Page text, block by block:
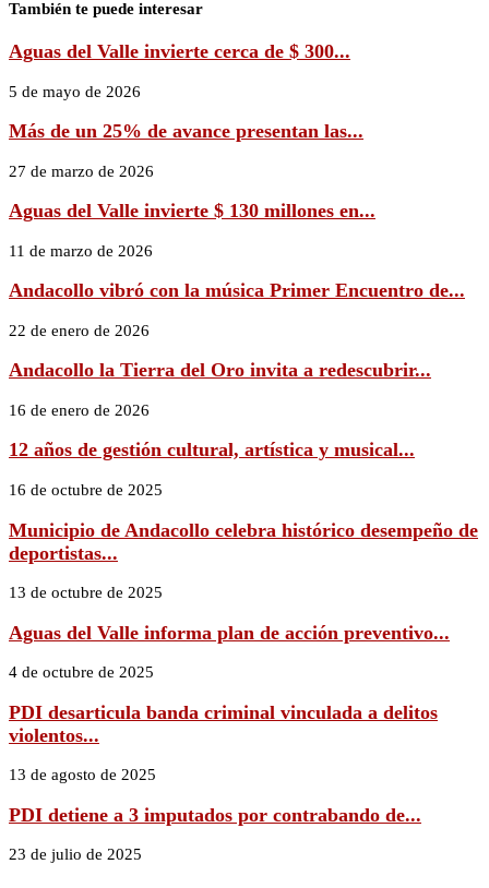
También te puede interesar
Aguas del Valle invierte cerca de $ 300...
5 de mayo de 2026
Más de un 25% de avance presentan las...
27 de marzo de 2026
Aguas del Valle invierte $ 130 millones en...
11 de marzo de 2026
Andacollo vibró con la música Primer Encuentro de...
22 de enero de 2026
Andacollo la Tierra del Oro invita a redescubrir...
16 de enero de 2026
12 años de gestión cultural, artística y musical...
16 de octubre de 2025
Municipio de Andacollo celebra histórico desempeño de
deportistas...
13 de octubre de 2025
Aguas del Valle informa plan de acción preventivo...
4 de octubre de 2025
PDI desarticula banda criminal vinculada a delitos
violentos...
13 de agosto de 2025
PDI detiene a 3 imputados por contrabando de...
23 de julio de 2025